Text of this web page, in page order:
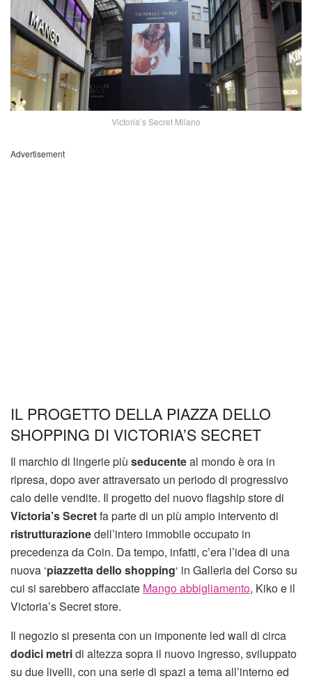
Victoria’s Secret Milano
Advertisement
IL PROGETTO DELLA PIAZZA DELLO
SHOPPING DI VICTORIA’S SECRET
Il marchio di lingerie più seducenteal mondo è ora in
ripresa, dopo aver attraversato un periodo di progressivo
calo delle vendite. Il progetto del nuovo flagship store di
Victoria’s Secretfa parte di un più ampio intervento di
ristrutturazionedell’intero immobile occupato in
precedenza da Coin. Da tempo, infatti, c’era l’idea di una
nuova ‘piazzetta dello shopping‘ in Galleria del Corso su
cui si sarebbero affacciate Mango abbigliamento, Kiko e il
Victoria’s Secret store.
Il negozio si presenta con un imponente led wall di circa
dodici metridi altezza sopra il nuovo ingresso, sviluppato
su due livelli, con una serie di spazi a tema all’interno ed